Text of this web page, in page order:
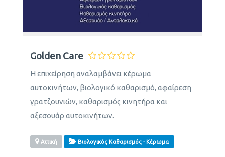
Golden Care
Η επιχείρηση αναλαμβάνει κέρωμα
αυτοκινήτων, βιολογικό καθαρισμό, αφαίρεση
γρατζουνιών, καθαρισμός κινητήρα και
αξεσουάρ αυτοκινήτων.
Αττική Βιολογικός Καθαρισμός - Κέρωμα